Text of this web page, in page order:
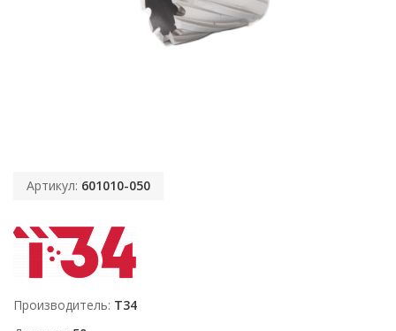
Артикул: 601010-050
Производитель T34